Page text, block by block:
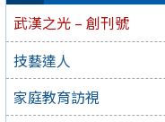
武漢之光 – 創刊號
技藝達人
家庭教育訪視